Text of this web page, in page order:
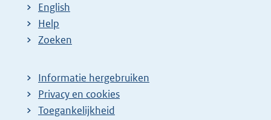
English
Help
Zoeken
Informatie hergebruiken
Privacy en cookies
Toegankelijkheid